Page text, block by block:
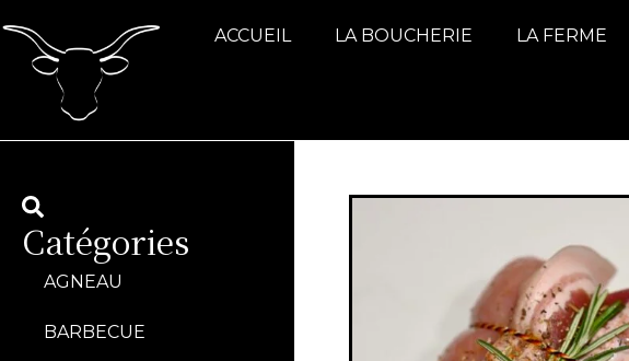
ACCUEIL LA BOUCHERIE LA FERME
Catégories
AGNEAU
BARBECUE